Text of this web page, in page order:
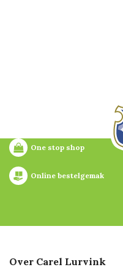
One stop shop
Online bestelgemak
Over Carel Lurvink